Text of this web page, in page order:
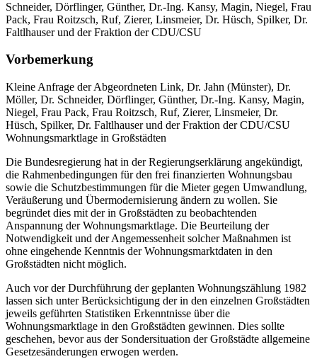
Schneider, Dörflinger, Günther, Dr.-Ing. Kansy, Magin, Niegel, Frau
Pack, Frau Roitzsch, Ruf, Zierer, Linsmeier, Dr. Hüsch, Spilker, Dr.
Faltlhauser und der Fraktion der CDU/CSU
Vorbemerkung
Kleine Anfrage der Abgeordneten Link, Dr. Jahn (Münster), Dr.
Möller, Dr. Schneider, Dörflinger, Günther, Dr.-Ing. Kansy, Magin,
Niegel, Frau Pack, Frau Roitzsch, Ruf, Zierer, Linsmeier, Dr.
Hüsch, Spilker, Dr. Faltlhauser und der Fraktion der CDU/CSU
Wohnungsmarktlage in Großstädten
Die Bundesregierung hat in der Regierungserklärung angekündigt,
die Rahmenbedingungen für den frei finanzierten Wohnungsbau
sowie die Schutzbestimmungen für die Mieter gegen Umwandlung,
Veräußerung und Übermodernisierung ändern zu wollen. Sie
begründet dies mit der in Großstädten zu beobachtenden
Anspannung der Wohnungsmarktlage. Die Beurteilung der
Notwendigkeit und der Angemessenheit solcher Maßnahmen ist
ohne eingehende Kenntnis der Wohnungsmarktdaten in den
Großstädten nicht möglich.
Auch vor der Durchführung der geplanten Wohnungszählung 1982
lassen sich unter Berücksichtigung der in den einzelnen Großstädten
jeweils geführten Statistiken Erkenntnisse über die
Wohnungsmarktlage in den Großstädten gewinnen. Dies sollte
geschehen, bevor aus der Sondersituation der Großstädte allgemeine
Gesetzesänderungen erwogen werden.